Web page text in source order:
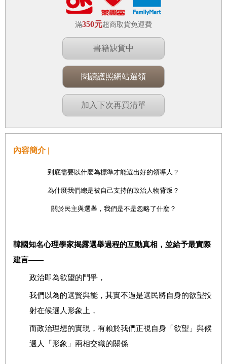
滿350元超商取貨免運費
書籍缺貨中
閱讀護照網站選領
加入下次再買清單
內容簡介 |
到底需要以什麼為標準才能選出好的領導人？
為什麼我們總是被自己支持的政治人物背叛？
關於民主與選舉，我們是不是忽略了什麼？
韓國知名心理學家揭露選舉過程的互動真相，並給予最實際
建言——
政治即為欲望的鬥爭，
我們以為的選賢與能，其實不過是選民將自身的欲望投
射在候選人形象上，
而政治理想的實現，有賴於我們正視自身「欲望」與候
選人「形象」兩相交織的關係